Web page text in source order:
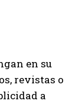
en su
revistas o
a